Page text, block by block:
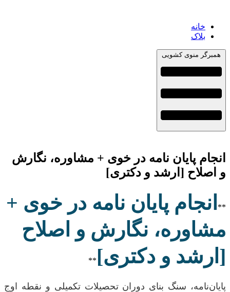
خانه
بلاک
همبرگر منوی کشویی
انجام پایان نامه در خوی + مشاوره، نگارش
و اصلاح [ارشد و دکتری]
**
انجام پایان نامه در خوی +
مشاوره، نگارش و اصلاح
[ارشد و دکتری] **
پایان‌نامه، سنگ بنای دوران تحصیلات تکمیلی و نقطه اوج